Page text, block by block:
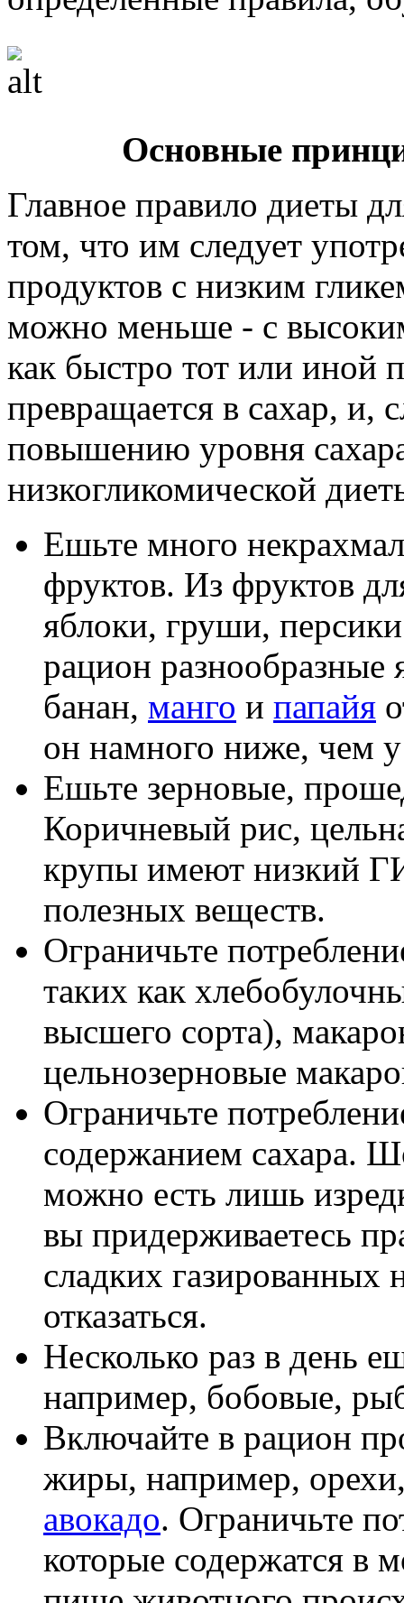
Основные
Главное правило диеты
том, что им следует
продуктов с низким
можно меньше - с
как быстро тот или иной
превращается в сахар, и,
повышению уровня
низкогликомической
Ешьте много
фруктов. Из фруктов
яблоки, груши,
рацион разнообразные
банан, манго и папайя
он намного ниже, чем
Ешьте зерновые,
Коричневый рис,
крупы имеют низкий
полезных веществ.
Ограничьте
таких как
высшего сорта),
цельнозерновые
Ограничьте
содержанием сахара.
можно есть лишь
вы придерживаетесь
сладких газированных
отказаться.
Несколько раз в день
например, бобовые,
Включайте в рацион
жиры, например,
авокадо. Ограничьте
которые содержатся в